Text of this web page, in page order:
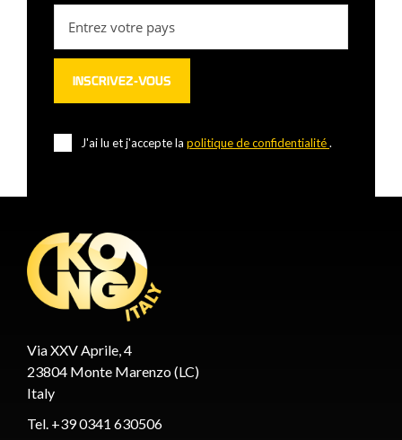
J'ai lu et j'accepte la politique de confidentialité.
Via XXV Aprile, 4
23804 Monte Marenzo (LC)
Italy
Tel. +39 0341 630506